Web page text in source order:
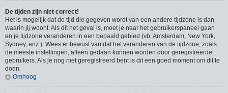
De tijden zijn niet correct!
Het is mogelijk dat de tijd die gegeven wordt van een andere tijdzone is dan
waarin jij woont. Als dit het geval is, moet je naar het gebruikerspaneel gaan
en je tijdzone veranderen in een bepaald gebied (vb: Amsterdam, New York,
Sydney, enz.). Wees er bewust van dat het veranderen van de tijdzone, zoals
de meeste instellingen, alleen gedaan kunnen worden door geregistreerde
gebruikers. Als je nog niet geregistreerd bent is dit een goed moment om dit te
doen.
Omhoog